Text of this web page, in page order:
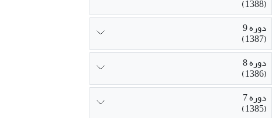
(1388)
دوره 9
(1387)
دوره 8
(1386)
دوره 7
(1385)